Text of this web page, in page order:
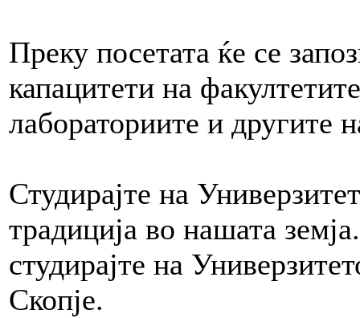
Преку посетата ќе се
капацитети на
лабораториите и другите
Студирајте на
традиција во нашата
студирајте на
Скопје.